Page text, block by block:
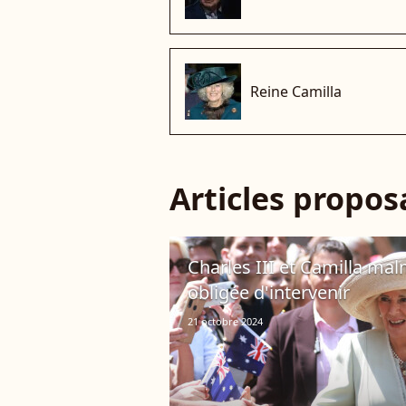
Reine Camilla
Articles
Charles III et Camilla
obligée d'intervenir
21 octobre 2024